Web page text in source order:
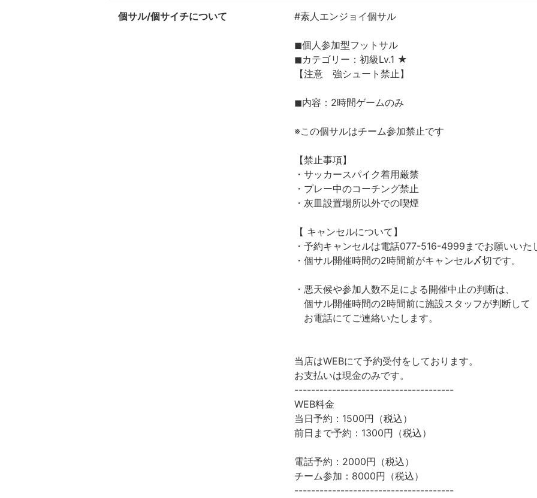
個サル/個サイチについて #素人エンジョイ個サル
◼︎個人参加型フットサル
◼︎カテゴリー：初級Lv.1 ★
【注意 強シュート禁止】
◼︎内容：2時間ゲームのみ
※この個サルはチーム参加禁止です
【禁止事項】
・サッカースパイク着用厳禁
・プレー中のコーチング禁止
・灰皿設置場所以外での喫煙
【 キャンセルについて】
・予約キャンセルは電話077-516-4999までお願いいた
・個サル開催時間の2時間前がキャンセル〆切です。
・悪天候や参加人数不足による開催中止の判断は、
個サル開催時間の2時間前に施設スタッフが判断して
お電話にてご連絡いたします。
当店はWEBにて予約受付をしております。
お支払いは現金のみです。
--------------------------------------
WEB料金
当日予約：1500円（税込）
前日まで予約：1300円（税込）
電話予約：2000円（税込）
チーム参加：8000円（税込）
--------------------------------------